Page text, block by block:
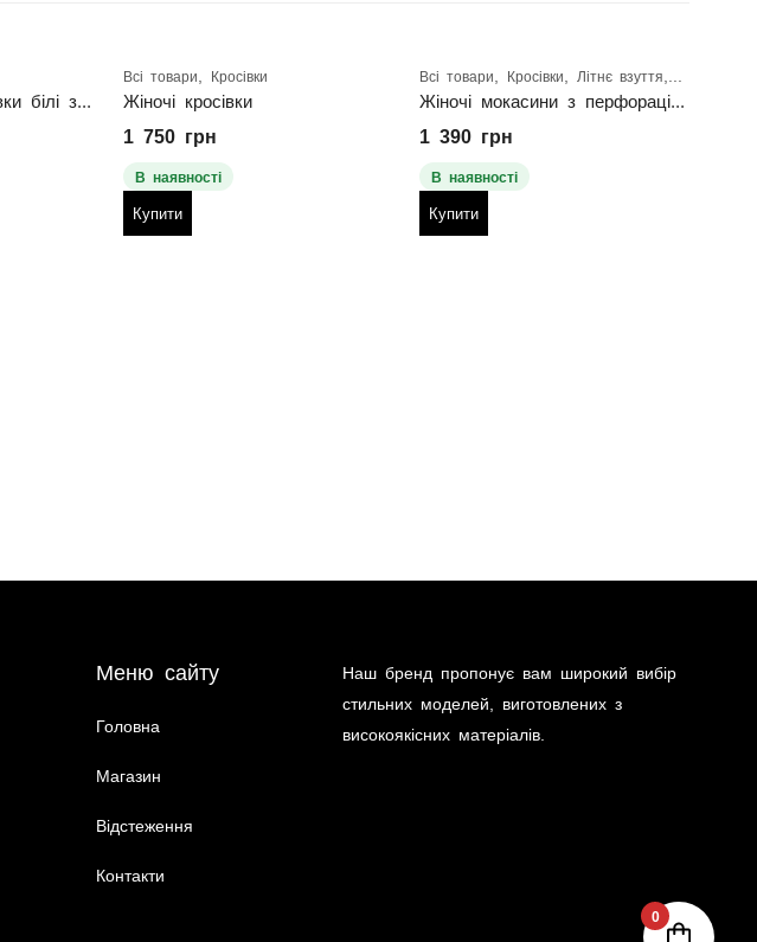
Всі товари Кросівки
Жіночі кросівки
1 750 грн
В наявності
Купити
Всі товари Кросівки Літнє взуття
1 390 грн
В наявності
Купити
Меню сайту
Головна
Магазин
Відстеження
Контакти
Наш бренд пропонує вам широкий вибір
стильних моделей, виготовлених з
високоякісних матеріалів.
0